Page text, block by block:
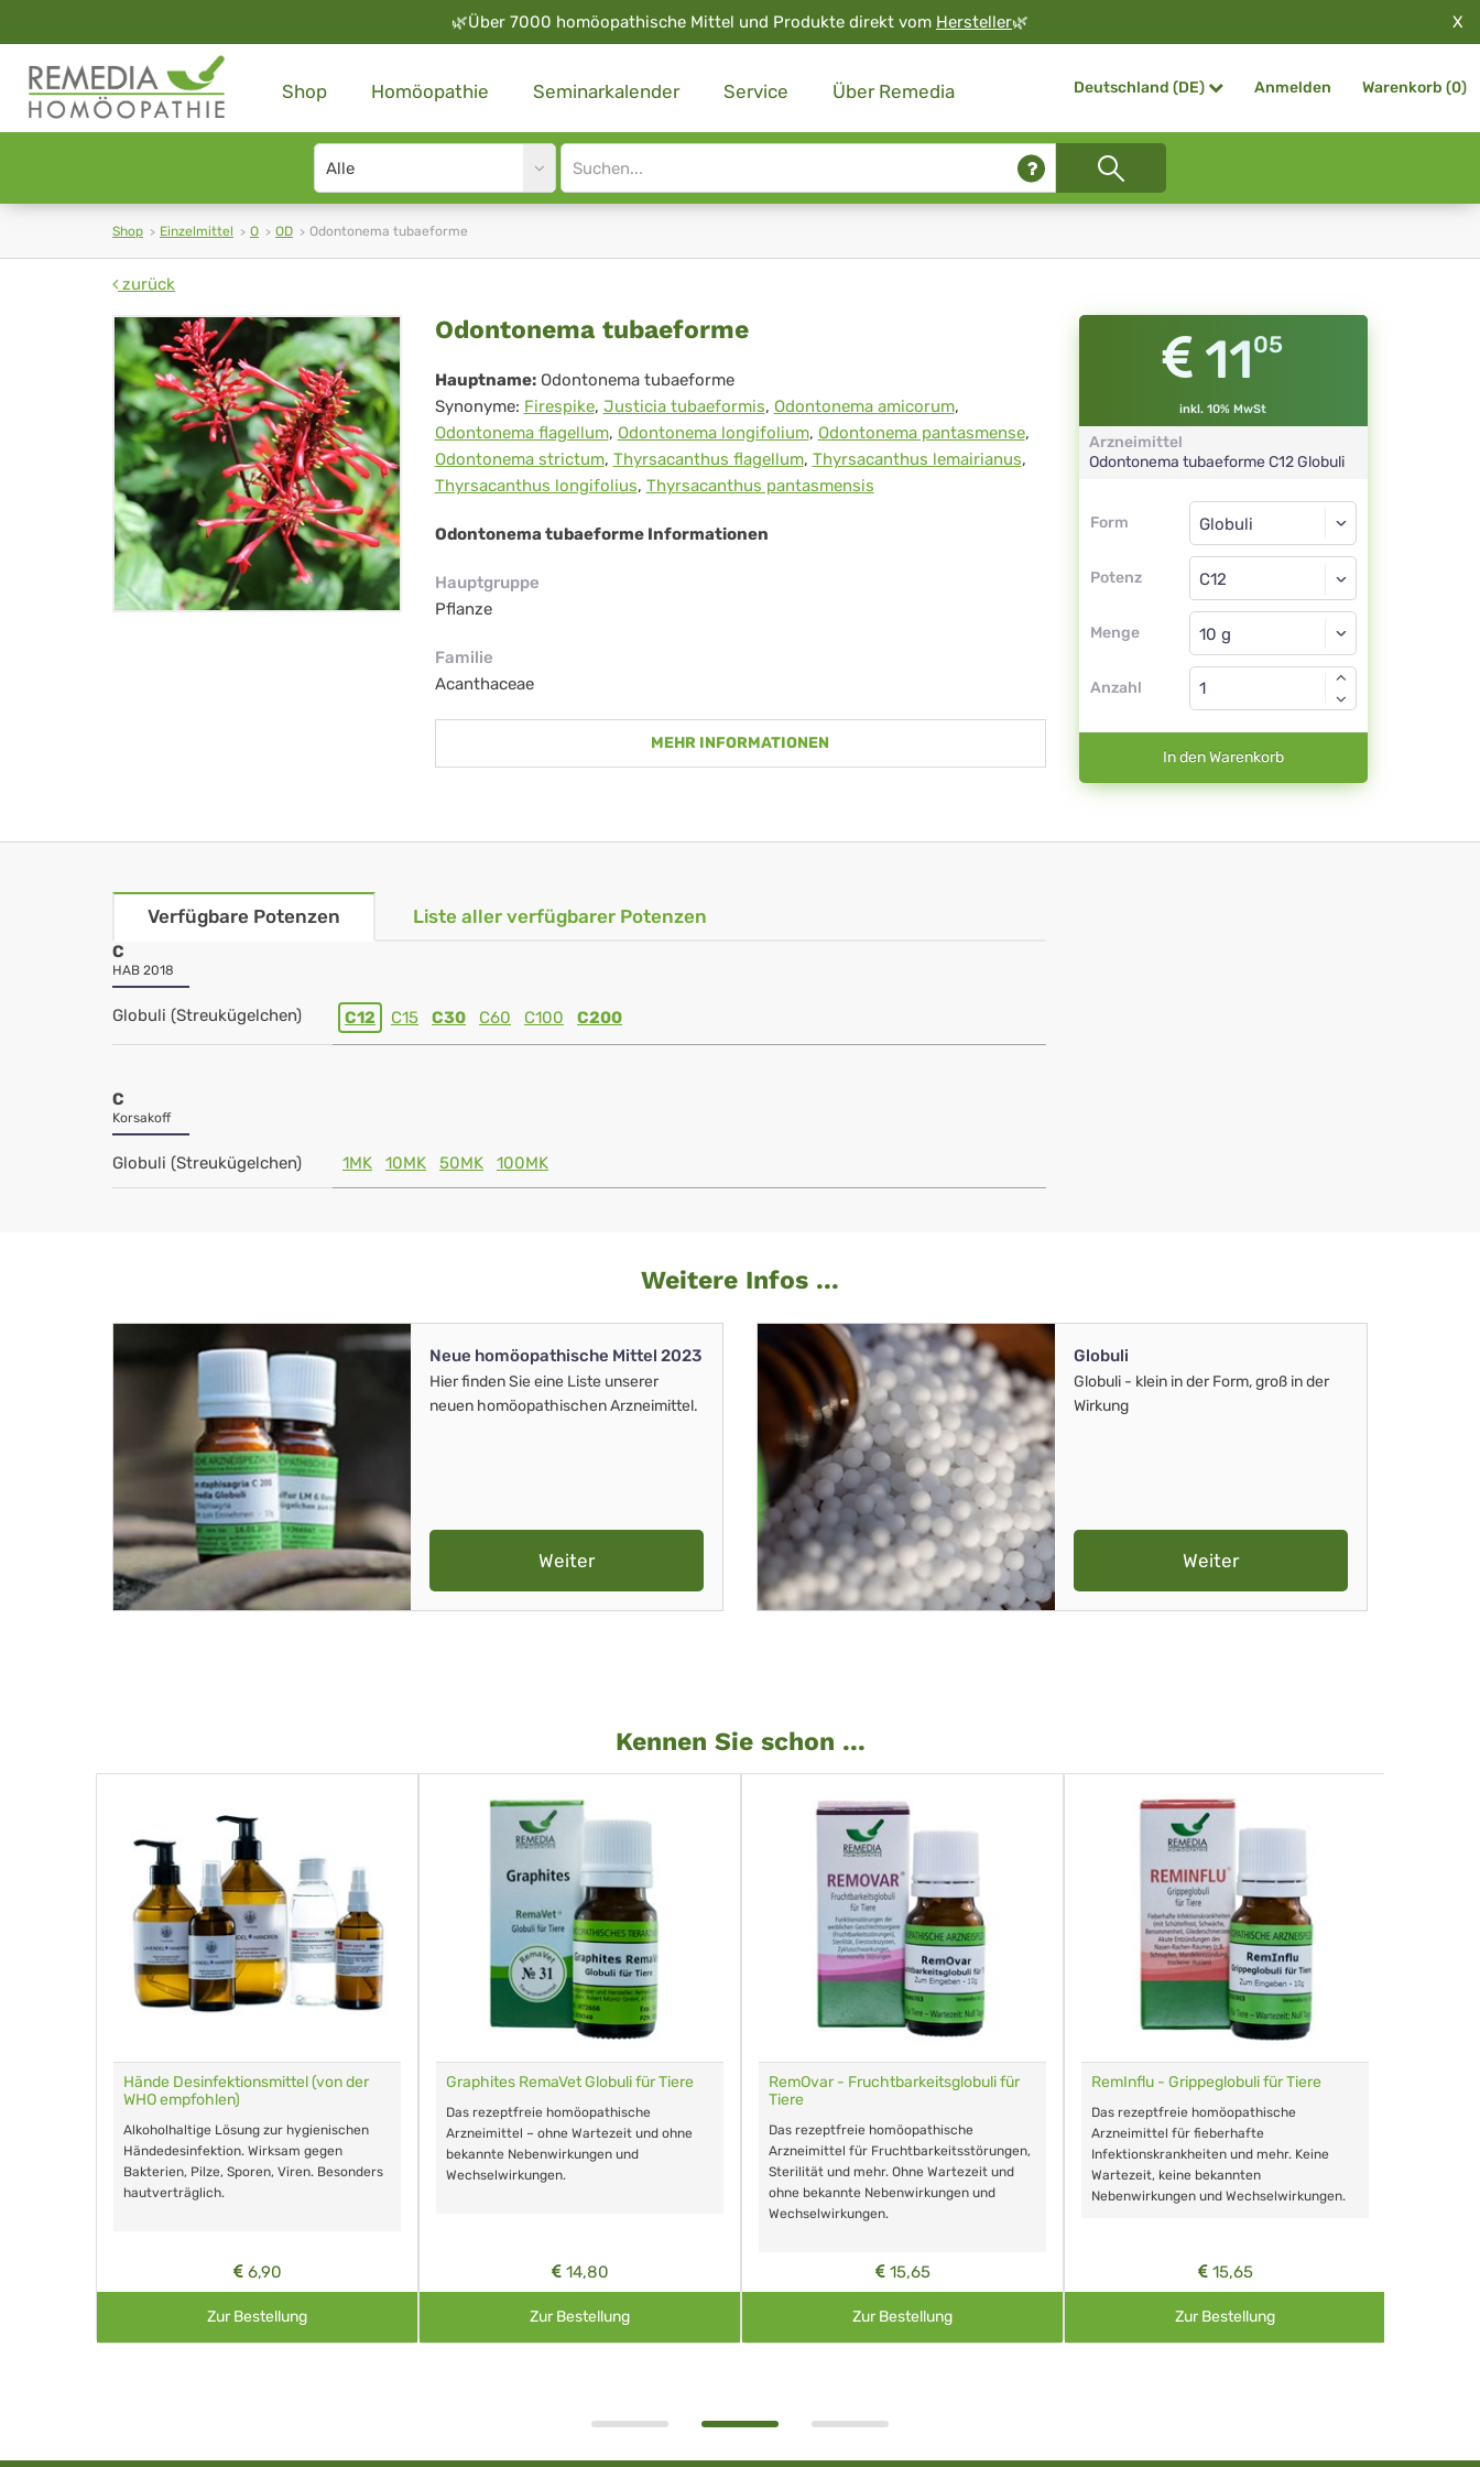
🌿Über 7000 homöopathische Mittel und Produkte direkt vom Hersteller🌿 X
Shop Homöopathie Seminarkalender Service Über Remedia Deutschland (DE) Anmelden Warenkorb (0)
Search
type
Site
search
Shop Einzelmittel O OD Odontonema tubaeforme
zurück
Odontonema
tubaeforme
Odontonema tubaeforme
Hauptname: Odontonema tubaeforme
Synonyme: Firespike, Justicia tubaeformis, Odontonema amicorum,
Odontonema flagellum, Odontonema longifolium, Odontonema pantasmense,
Odontonema strictum, Thyrsacanthus flagellum, Thyrsacanthus lemairianus,
Thyrsacanthus longifolius, Thyrsacanthus pantasmensis
Odontonema tubaeforme Informationen
Hauptgruppe
Pflanze
Familie
Acanthaceae
MEHR INFORMATIONEN
1105
inkl. 10% MwSt
Arzneimittel
Odontonema tubaeformeC12 Globuli
Form
Form
Potenz
Globuli
C12
Menge
Globuli
Anzahl
In den Warenkorb
Verfügbare Potenzen Liste aller verfügbarer Potenzen
C
HAB 2018
Globuli (Streukügelchen) C12 C15 C30 C60 C100 C200
C
Korsakoff
Globuli (Streukügelchen) 1MK 10MK 50MK 100MK
Weitere Infos ...
Neue homöopathische Mittel 2023
Hier finden Sie eine Liste unserer
neuen homöopathischen Arzneimittel.
Weiter
Globuli
Globuli - klein in der Form, groß in der
Wirkung
Weiter
Kennen Sie schon ...
Hände Desinfektionsmittel (von der
WHO empfohlen)
Alkoholhaltige Lösung zur hygienischen
Händedesinfektion. Wirksam gegen
Bakterien, Pilze, Sporen, Viren. Besonders
hautverträglich.
6,90
Zur Bestellung
Graphites RemaVet Globuli für Tiere
Das rezeptfreie homöopathische
Arzneimittel – ohne Wartezeit und ohne
bekannte Nebenwirkungen und
Wechselwirkungen.
14,80
Zur Bestellung
RemOvar - Fruchtbarkeitsglobuli für
Tiere
Das rezeptfreie homöopathische
Arzneimittel für Fruchtbarkeitsstörungen,
Sterilität und mehr. Ohne Wartezeit und
ohne bekannte Nebenwirkungen und
Wechselwirkungen.
15,65
Zur Bestellung
RemInflu - Grippeglobuli für Tiere
Das rezeptfreie homöopathische
Arzneimittel für fieberhafte
Infektionskrankheiten und mehr. Keine
Wartezeit, keine bekannten
Nebenwirkungen und Wechselwirkungen.
15,65
Zur Bestellung